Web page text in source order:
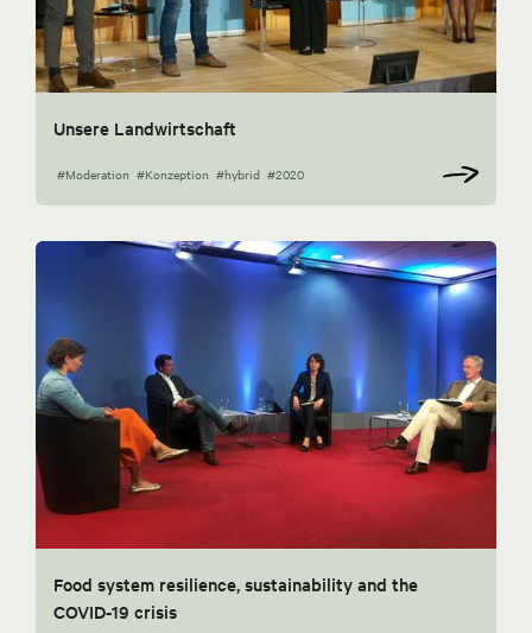
Unsere Landwirtschaft
#Moderation #Konzeption #hybrid #2020
Food system resilience, sustainability and the
COVID-19 crisis